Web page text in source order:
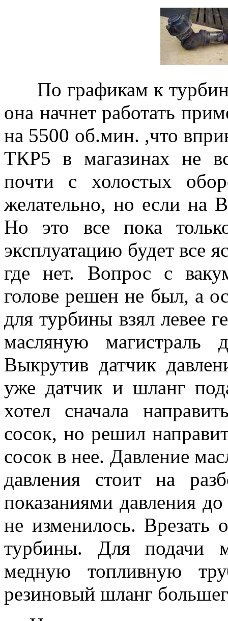
По графикам к
она начнет работать
на 5500 об.мин. ,что
ТКР5 в магазинах не
почти с холостых
желательно, но если на
Но это все пока
эксплуатацию будет все
где нет. Вопрос с
голове решен не был, а
для турбины взял левее
масляную магистраль
Выкрутив датчик
уже датчик и шланг
хотел сначала
сосок, но решил
сосок в нее. Давление
давления стоит на
показаниями давления
не изменилось. Врезать
турбины. Для подачи
медную топливную
резиновый шланг